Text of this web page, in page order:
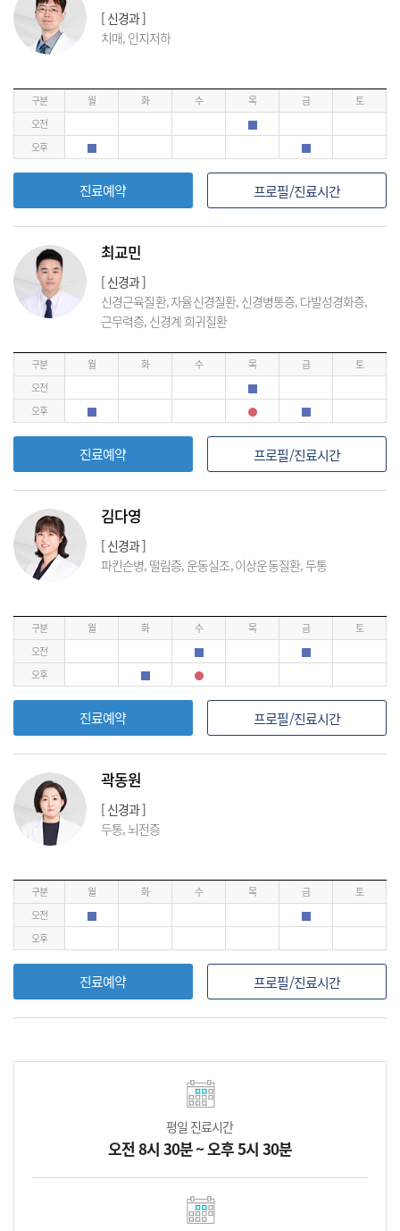
[ 신경과 ]
치매, 인지저하
구분 월 화 수 목 금
토
오전
오후
진료예약 프로필/진료시간
최교민
[ 신경과 ]
신경근육질환, 자율신경질환, 신경병통증, 다발성경화증,
근무력증, 신경계 희귀질환
구분 월 화 수 목 금
토
오전
오후
진료예약 프로필/진료시간
김다영
[ 신경과 ]
파킨슨병, 떨림증, 운동실조, 이상운동질환, 두통
구분 월 화 수 목 금
토
오전
오후
진료예약 프로필/진료시간
곽동원
[ 신경과 ]
두통, 뇌전증
구분 월 화 수 목 금
토
오전
오후
진료예약 프로필/진료시간
평일 진료시간
오전 8시 30분 ~ 오후 5시 30분